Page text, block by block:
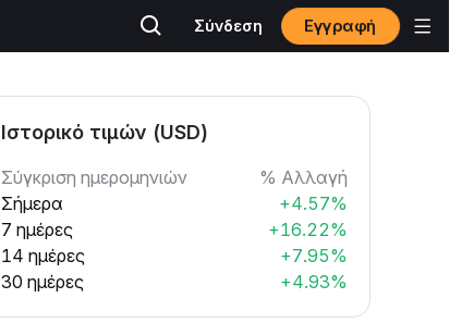
Σύνδεση Εγγραφή
Ιστορικό τιμών (USD)
Σύγκριση ημερομηνιών
% Αλλαγή
Σήμερα
+4.57%
7 ημέρες
+16.22%
14 ημέρες
+7.95%
30 ημέρες
+4.93%